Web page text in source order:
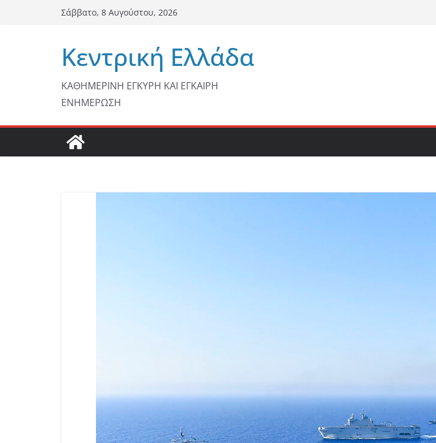
Σάββατο, 8 Αυγούστου, 2026
Κεντρική Ελλάδα
ΚΑΘΗΜΕΡΙΝΗ ΕΓΚΥΡΗ ΚΑΙ ΕΓΚΑΙΡΗ
ΕΝΗΜΕΡΩΣΗ